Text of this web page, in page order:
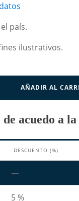
país.
ilustrativos.
AÑADIR AL
de acuedo a
DESCUENTO (%)
—
5 %